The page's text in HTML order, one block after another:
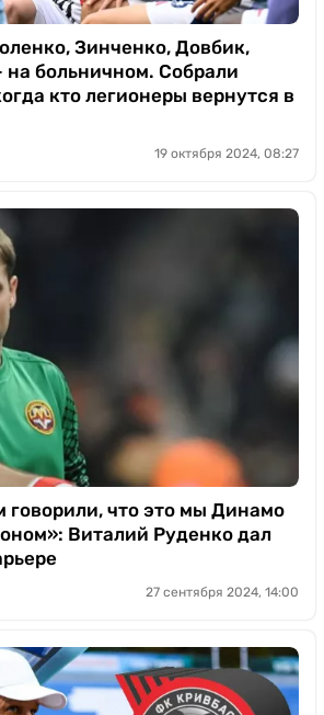
Зинченко, Довбик,
больничном. Собрали
кто легионеры вернутся в
19 октября 2024, 08:27
говорили, что это мы Динамо
Виталий Руденко дал
27 сентября 2024, 14:00